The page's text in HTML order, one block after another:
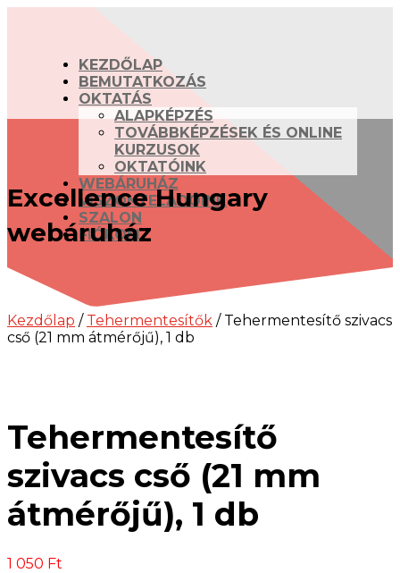
KEZDŐLAP
BEMUTATKOZÁS
OKTATÁS
ALAPKÉPZÉS
TOVÁBBKÉPZÉSEK ÉS ONLINE
KURZUSOK
OKTATÓINK
WEBÁRUHÁZ
VISZONTELADÓINK
SZALON
FIÓKOM
Excellence Hungary
webáruház
Kezdőlap / Tehermentesítők / Tehermentesítő szivacs
cső (21 mm átmérőjű), 1 db
Tehermentesítő
szivacs cső (21 mm
átmérőjű), 1 db
1 050 Ft